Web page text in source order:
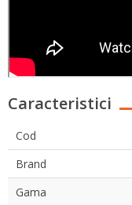
Caracteristici
Cod
Brand
Gama